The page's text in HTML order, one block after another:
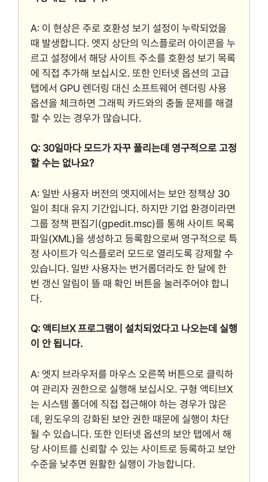
A: 이 현상은 주로 호환성 보기 설정이 누락되었을
때 발생합니다. 엣지 상단의 익스플로러 아이콘을 누
르고 설정에서 해당 사이트 주소를 호환성 보기 목록
에 직접 추가해 보십시오. 또한 인터넷 옵션의 고급
탭에서 GPU 렌더링 대신 소프트웨어 렌더링 사용
옵션을 체크하면 그래픽 카드와의 충돌 문제를 해결
할 수 있는 경우가 많습니다.
Q: 30일마다 모드가 자꾸 풀리는데 영구적으로 고정
할 수는 없나요?
A: 일반 사용자 버전의 엣지에서는 보안 정책상 30
일이 최대 유지 기간입니다. 하지만 기업 환경이라면
그룹 정책 편집기(gpedit.msc)를 통해 사이트 목록
파일(XML)을 생성하고 등록함으로써 영구적으로 특
정 사이트가 익스플로러 모드로 열리도록 강제할 수
있습니다. 일반 사용자는 번거롭더라도 한 달에 한
번 갱신 알림이 뜰 때 확인 버튼을 눌러주어야 합니
다.
Q: 액티브X 프로그램이 설치되었다고 나오는데 실행
이 안 됩니다.
A: 엣지 브라우저를 마우스 오른쪽 버튼으로 클릭하
여 관리자 권한으로 실행해 보십시오. 구형 액티브X
는 시스템 폴더에 직접 접근해야 하는 경우가 많은
데, 윈도우의 강화된 보안 권한 때문에 실행이 차단
될 수 있습니다. 또한 인터넷 옵션의 보안 탭에서 해
당 사이트를 신뢰할 수 있는 사이트로 등록하고 보안
수준을 낮추면 원활한 실행이 가능합니다.